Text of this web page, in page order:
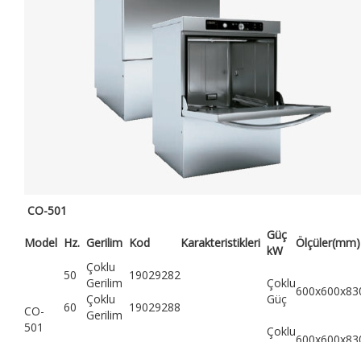
CO-501
Model Hz. Gerilim Kod Karakteristikleri
Güç
kW
Ölçüler(mm)
CO-
501
50
Çoklu
Gerilim
19029282
Çoklu
Güç
60
Çoklu
Gerilim
19029288
Çoklu